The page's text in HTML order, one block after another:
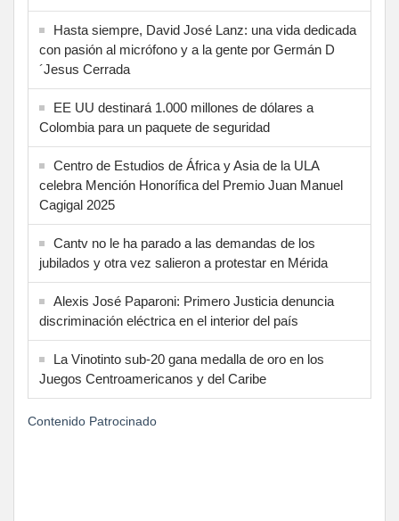
Hasta siempre, David José Lanz: una vida dedicada
con pasión al micrófono y a la gente por Germán D
´Jesus Cerrada
EE UU destinará 1.000 millones de dólares a
Colombia para un paquete de seguridad
Centro de Estudios de África y Asia de la ULA
celebra Mención Honorífica del Premio Juan Manuel
Cagigal 2025
Cantv no le ha parado a las demandas de los
jubilados y otra vez salieron a protestar en Mérida
Alexis José Paparoni: Primero Justicia denuncia
discriminación eléctrica en el interior del país
La Vinotinto sub-20 gana medalla de oro en los
Juegos Centroamericanos y del Caribe
Contenido Patrocinado